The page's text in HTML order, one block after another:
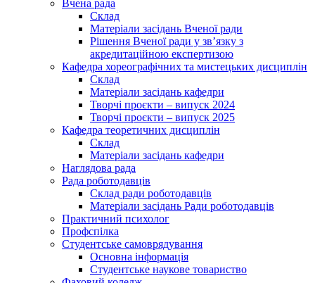
Вчена рада
Cклад
Матеріали засідань Вченої ради
Рішення Вченої ради у зв’язку з
акредитаційною експертизою
Кафедра хореографічних та мистецьких дисциплін
Склад
Матеріали засідань кафедри
Творчі проєкти – випуск 2024
Творчі проєкти – випуск 2025
Кафедра теоретичних дисциплін
Склад
Матеріали засідань кафедри
Наглядова рада
Рада роботодавців
Склад ради роботодавців
Матеріали засідань Ради роботодавців
Практичний психолог
Профспілка
Студентське самоврядування
Основна інформація
Студентське наукове товариство